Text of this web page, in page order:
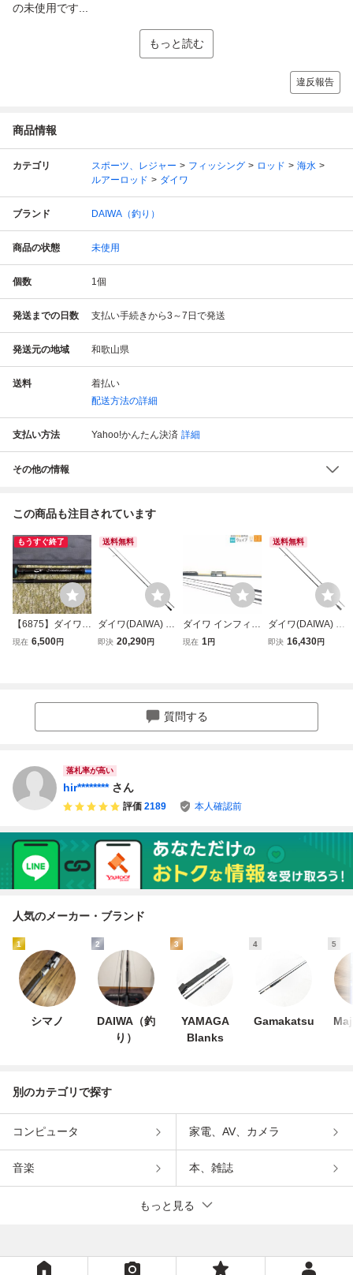
の未使用です...
もっと読む
違反報告
商品情報
カテゴリ スポーツ、レジャー フィッシング ロッド
海水
ルアーロッド
ダイワ
ブランド DAIWA（釣り）
商品の状態 未使用
個数 1個
発送までの日数 支払い手続きから3～7日で発送
発送元の地域 和歌山県
送料
着払い
配送方法の詳細
支払い方法 Yahoo!かんたん決済 詳細
その他の情報
この商品も注目されています
もうすぐ終了
【6875】ダイワ
EmeraLdas X83
現在 6,500円
送料無料
ダイワ(DAIWA) エ
ギングロッド EM
即決 20,290円
ダイワ インフィー
トX’ EG79L・ルア
現在 1円
送料無料
ダイワ(DAIWA) エ
ギングロッド エン
即決 16,430円
質問する
落札率が高い
hir******** さん
評価 2189 本人確認前
人気のメーカー・ブランド
1
シマノ
2
DAIWA（釣
り）
3
YAMAGA
Blanks
4
Gamakatsu
5
別のカテゴリで探す
コンピュータ 家電、AV、カメラ
音楽 本、雑誌
もっと見る